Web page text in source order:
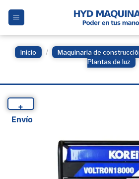
Inicio / Maquinaria de
Plantas de luz
+
Envío